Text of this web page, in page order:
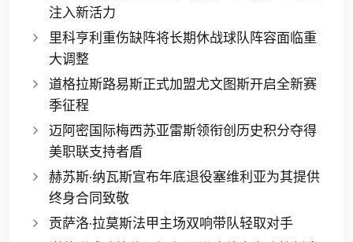
注入新活力
里科亨利重伤缺阵将长期休战球队阵容面临重
大调整
道格拉斯路易斯正式加盟尤文图斯开启全新赛
季征程
迈阿密国际梅西苏亚雷斯领衔创历史积分夺得
美职联支持者盾
赫苏斯·纳瓦斯宣布年底退役塞维利亚为其提供
终身合同致敬
贡萨洛·拉莫斯法甲主场双响带队轻取对手